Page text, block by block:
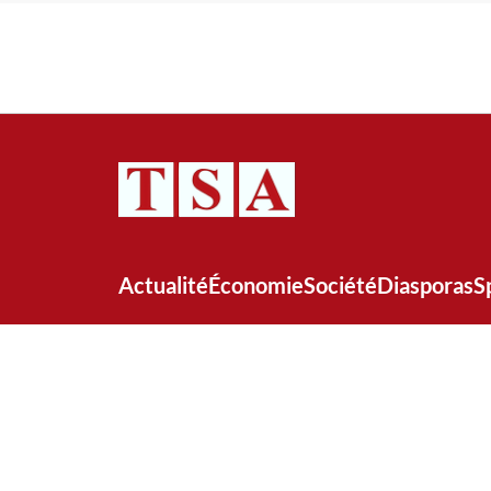
ActualitéÉconomieSociétéDiasporas